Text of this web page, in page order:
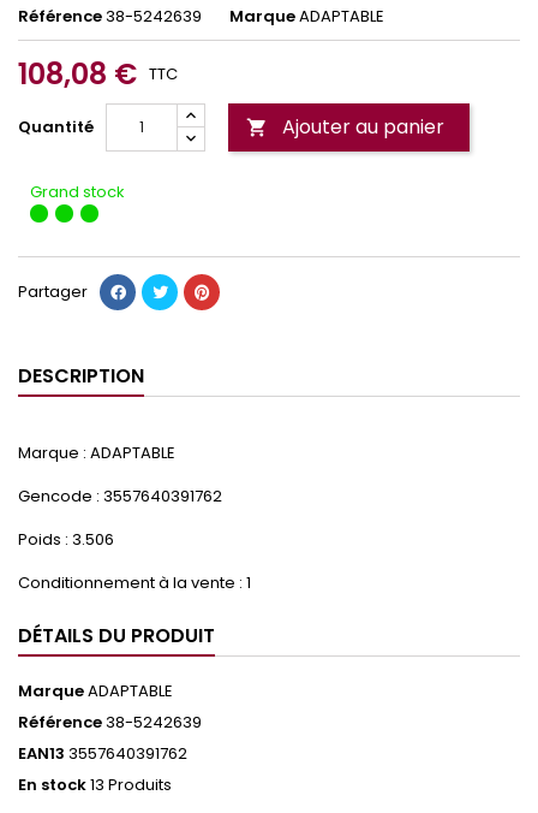
Référence38-5242639 MarqueADAPTABLE
108,08 € TTC
Quantité  Ajouter au panier
Grand stock
Partager
DESCRIPTION
Marque : ADAPTABLE
Gencode : 3557640391762
Poids : 3.506
Conditionnement à la vente : 1
DÉTAILS DU PRODUIT
MarqueADAPTABLE
Référence38-5242639
EAN13 3557640391762
En stock13 Produits